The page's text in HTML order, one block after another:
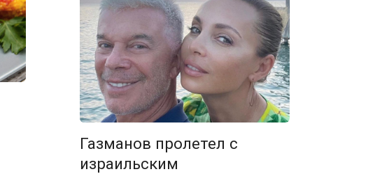
Газманов пролетел с
израильским